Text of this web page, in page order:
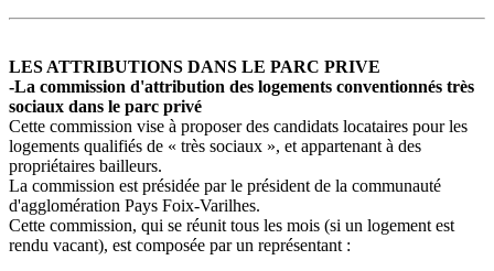
LES ATTRIBUTIONS DANS LE PARC PRIVE
-La commission d'attribution des logements conventionnés très
sociaux dans le parc privé
Cette commission vise à proposer des candidats locataires pour les
logements qualifiés de « très sociaux », et appartenant à des
propriétaires bailleurs.
La commission est présidée par le président de la communauté
d'agglomération Pays Foix-Varilhes.
Cette commission, qui se réunit tous les mois (si un logement est
rendu vacant), est composée par un représentant :